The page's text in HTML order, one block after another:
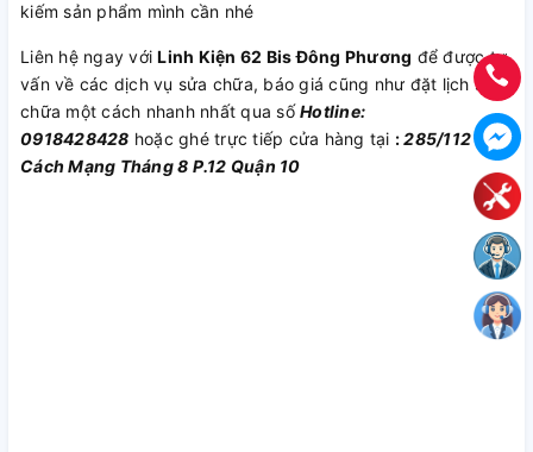
kiếm sản phẩm mình cần nhé
Liên hệ ngay vớiLinh Kiện 62 Bis Đông Phương để được tư
vấn về các dịch vụ sửa chữa, báo giá cũng như đặt lịch sửa
chữa một cách nhanh nhất qua sốHotline:
0918428428 hoặc ghé trực tiếp cửa hàng tại :285/112
Cách Mạng Tháng 8 P.12 Quận 10